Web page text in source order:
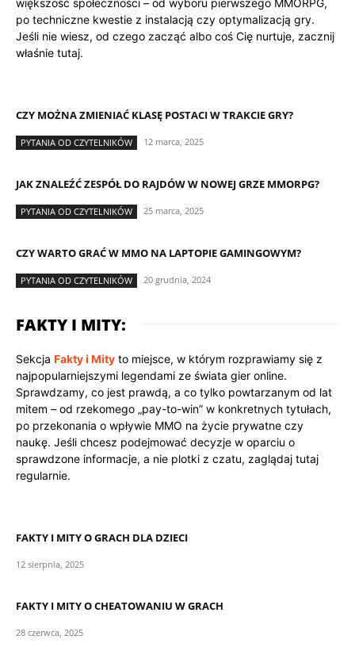
po techniczne kwestie z instalacją czy optymalizacją gry.
Jeśli nie wiesz, od czego zacząć albo coś Cię nurtuje, zacznij
właśnie tutaj.
CZY MOŻNA ZMIENIAĆ KLASĘ POSTACI W TRAKCIE GRY?
PYTANIA OD CZYTELNIKÓW 12 marca, 2025
JAK ZNALEŹĆ ZESPÓŁ DO RAJDÓW W NOWEJ GRZE MMORPG?
PYTANIA OD CZYTELNIKÓW 25 marca, 2025
CZY WARTO GRAĆ W MMO NA LAPTOPIE GAMINGOWYM?
PYTANIA OD CZYTELNIKÓW 20 grudnia, 2024
FAKTY I MITY:
Sekcja Fakty i Mity to miejsce, w którym rozprawiamy się z
najpopularniejszymi legendami ze świata gier online.
Sprawdzamy, co jest prawdą, a co tylko powtarzanym od lat
mitem – od rzekomego „pay-to-win” w konkretnych tytułach,
po przekonania o wpływie MMO na życie prywatne czy
naukę. Jeśli chcesz podejmować decyzje w oparciu o
sprawdzone informacje, a nie plotki z czatu, zaglądaj tutaj
regularnie.
FAKTY I MITY O GRACH DLA DZIECI
12 sierpnia, 2025
FAKTY I MITY O CHEATOWANIU W GRACH
28 czerwca, 2025